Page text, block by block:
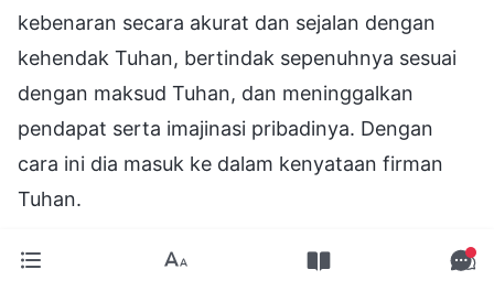
kebenaran secara akurat dan sejalan dengan
kehendak Tuhan, bertindak sepenuhnya sesuai
dengan maksud Tuhan, dan meninggalkan
pendapat serta imajinasi pribadinya. Dengan
cara ini dia masuk ke dalam kenyataan firman
Tuhan.
"Rekaman Pembicaraan Kristus Akhir Zaman"